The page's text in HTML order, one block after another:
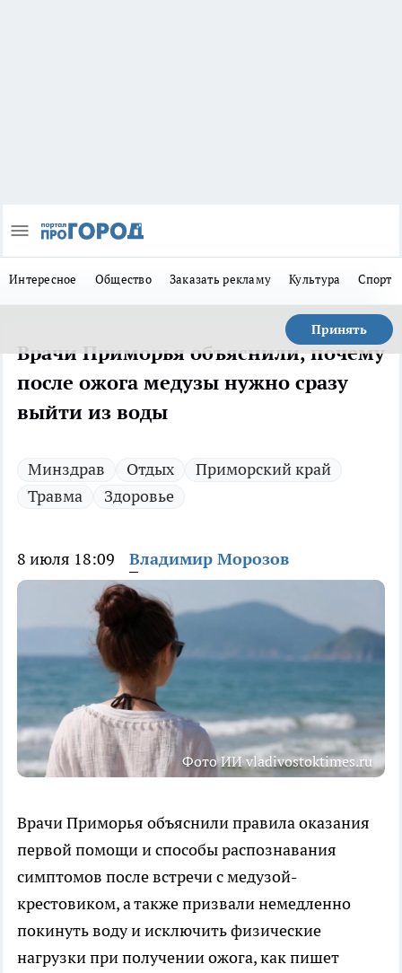
Интересное Общество Заказать рекламу Культура Спорт
Принять
Врачи Приморья объяснили, почему
после ожога медузы нужно сразу
выйти из воды
Минздрав Отдых
Приморский край
Травма
Здоровье
8 июля 18:09 Владимир Морозов
Фото ИИ vladivostoktimes.ru
Врачи Приморья объяснили правила оказания
первой помощи и способы распознавания
симптомов после встречи с медузой-
крестовиком, а также призвали немедленно
покинуть воду и исключить физические
нагрузки при получении ожога, как пишет